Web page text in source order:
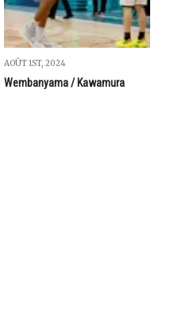
AOÛT 1ST, 2024
Wembanyama / Kawamura